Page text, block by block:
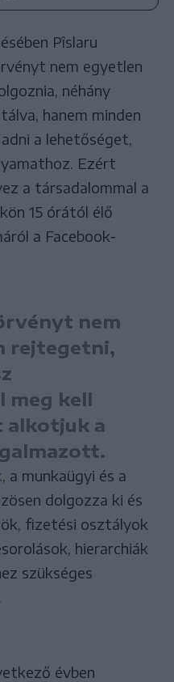
Pîslaru
nem egyetlen
néhány
hanem minden
a lehetőséget,
Ezért
a társadalommal a
15 órától élő
a Facebook-
nem
rejtegetni,
meg kell
a
, a munkaügyi és a
dolgozza ki és
fizetési osztályok
hierarchiák
szükséges
évben